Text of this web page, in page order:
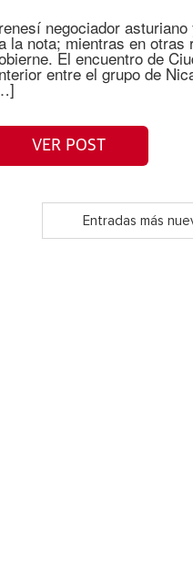
negociador
la nota; mientras en otras
El encuentro de
entre el grupo de
VER POST
Entradas más